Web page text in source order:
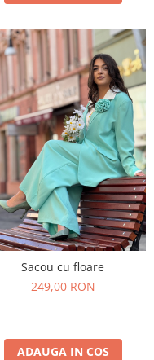
Sacou cu floare
249,00 RON
ADAUGA IN COS